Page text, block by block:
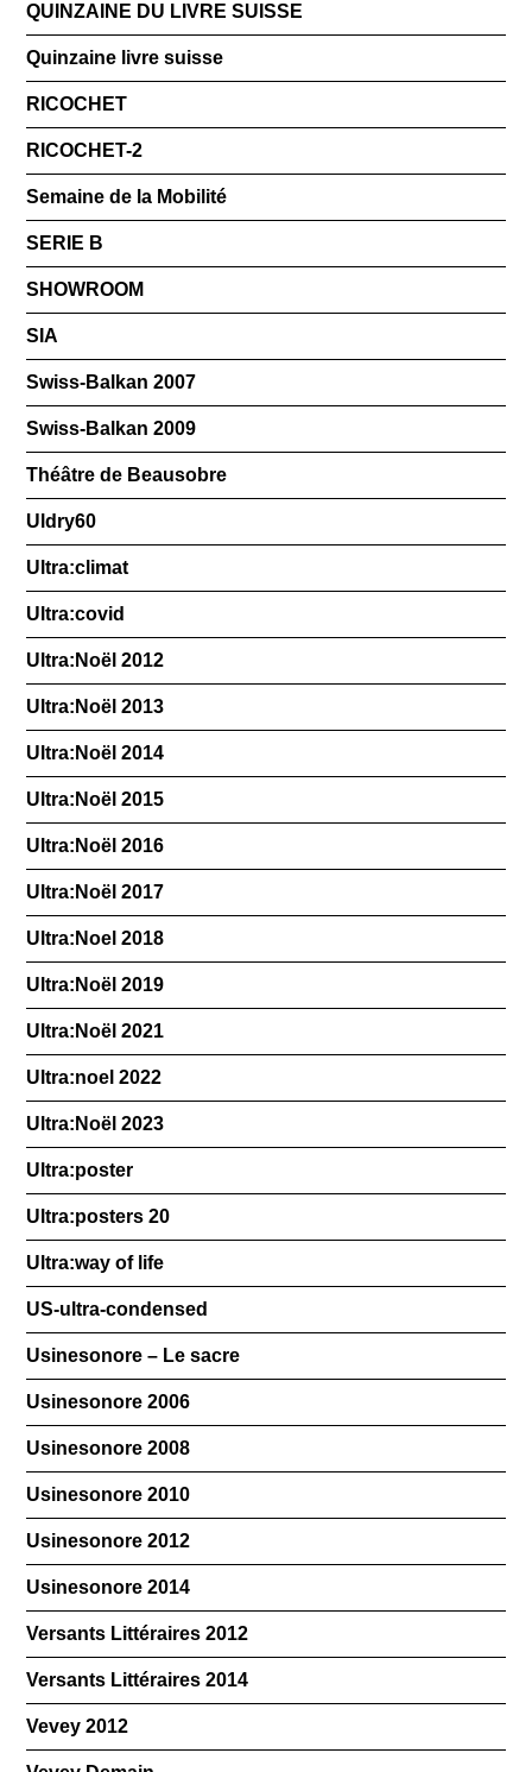
QUINZAINE DU LIVRE SUISSE
Quinzaine livre suisse
RICOCHET
RICOCHET-2
Semaine de la Mobilité
SERIE B
SHOWROOM
SIA
Swiss-Balkan 2007
Swiss-Balkan 2009
Théâtre de Beausobre
Uldry60
Ultra:climat
Ultra:covid
Ultra:Noël 2012
Ultra:Noël 2013
Ultra:Noël 2014
Ultra:Noël 2015
Ultra:Noël 2016
Ultra:Noël 2017
Ultra:Noel 2018
Ultra:Noël 2019
Ultra:Noël 2021
Ultra:noel 2022
Ultra:Noël 2023
Ultra:poster
Ultra:posters 20
Ultra:way of life
US-ultra-condensed
Usinesonore – Le sacre
Usinesonore 2006
Usinesonore 2008
Usinesonore 2010
Usinesonore 2012
Usinesonore 2014
Versants Littéraires 2012
Versants Littéraires 2014
Vevey 2012